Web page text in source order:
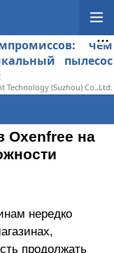
чем
пылесос
(Suzhou) Co.,Ltd.
Oxenfree на
нередко
продолжать